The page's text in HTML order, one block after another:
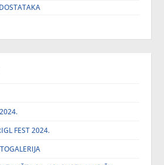
FEST 2024.